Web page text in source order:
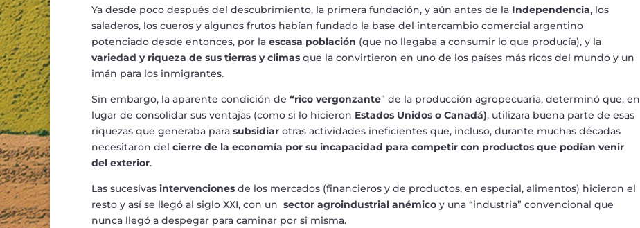
Ya desde poco después del descubrimiento, la primera fundación, y aún antes de la Independencia, los
saladeros, los cueros y algunos frutos habían fundado la base del intercambio comercial argentino
potenciado desde entonces, por la escasa población (que no llegaba a consumir lo que producía), y la
variedad y riqueza de sus tierras y climas que la convirtieron en uno de los países más ricos del mundo y un
imán para los inmigrantes.
Sin embargo, la aparente condición de “rico vergonzante” de la producción agropecuaria, determinó que, en
lugar de consolidar sus ventajas (como si lo hicieron Estados Unidos o Canadá), utilizara buena parte de esas
riquezas que generaba para subsidiar otras actividades ineficientes que, incluso, durante muchas décadas
necesitaron del cierre de la economía por su incapacidad para competir con productos que podían venir
del exterior.
Las sucesivas intervenciones de los mercados (financieros y de productos, en especial, alimentos) hicieron el
resto y así se llegó al siglo XXI, con un sector agroindustrial anémico y una “industria” convencional que
nunca llegó a despegar para caminar por si misma.